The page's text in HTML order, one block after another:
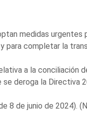
medidas urgentes
completar la
a la conciliación
deroga la Directiva
8 de junio de 2024).